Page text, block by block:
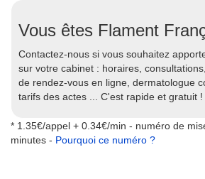
Vous êtes Flament
Contactez-nous si vous souhaitez
sur votre cabinet : horaires,
de rendez-vous en ligne, dermatologue
tarifs des actes ... C'est rapide et gratuit !
* 1.35€/appel + 0.34€/min - numéro de
minutes - Pourquoi ce numéro ?